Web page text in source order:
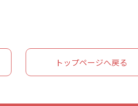
トップページへ戻る